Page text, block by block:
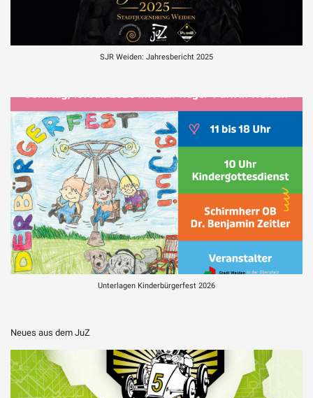
SJR Weiden: Jahresbericht 2025
Unterlagen Kinderbürgerfest 2026
Neues aus dem JuZ